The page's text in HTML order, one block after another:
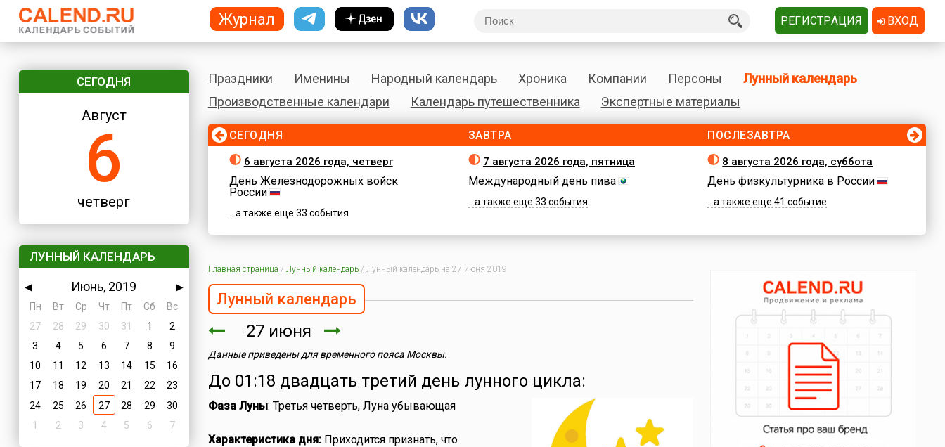
СЕГОДНЯ
Август
6
четверг
ЛУННЫЙ КАЛЕНДАРЬ
◀ Июнь, 2019
▶
Пн
Вт Ср Чт Пт Сб
Вс
27
28 29 30 31 1
2
3
4 5 6 7 8
9
10
11 12 13 14 15
16
17
18 19 20 21 22
23
24
25 26 27 28 29
30
1
2 3 4 5 6 7
Праздники Именины Народный календарь Хроника Компании Персоны
Лунный календарь
Производственные календари
Календарь путешественника Экспертные материалы
СЕГОДНЯ
6 августа 2026 года, четверг
День Железнодорожных войск
России
...а также еще 33 события
ЗАВТРА
7 августа 2026 года, пятница
Международный день пива
...а также еще 33 события
ПОСЛЕЗАВТРА
8 августа 2026 года, суббота
День физкультурника в России
...а также еще 41 событие
Главная страница / Лунный календарь / Лунный календарь на 27 июня 2019
Лунный календарь
27 июня
Данные приведены для временного пояса Москвы.
До 01:18 двадцать третий день лунного цикла:
Фаза Луны: Третья четверть, Луна убывающая
Характеристика дня:Приходится признать, что
Журнал РЕГИСТРАЦИЯ ВХОД